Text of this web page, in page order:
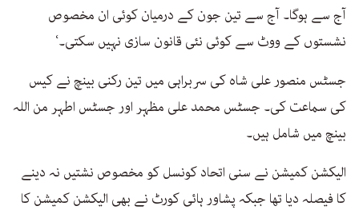
آج سے ہوگا۔ آج سے تین جون کے درمیان کوئی ان مخصوص
نشستوں کے ووٹ سے کوئی نئی قانون سازی نہیں سکتی۔‘
جسٹس منصور علی شاہ کی سربراہی میں تین رکنی بینچ نے کیس
کی سماعت کی۔ جسٹس محمد علی مظہر اور جسٹس اطہر من اللہ
بینچ میں شامل ہیں۔
الیکشن کمیشن نے سنی اتحاد کونسل کو مخصوص نشتیں نہ دینے
کا فیصلہ دیا تھا جبکہ پشاور ہائی کورٹ نے بھی الیکشن کمیشن کا